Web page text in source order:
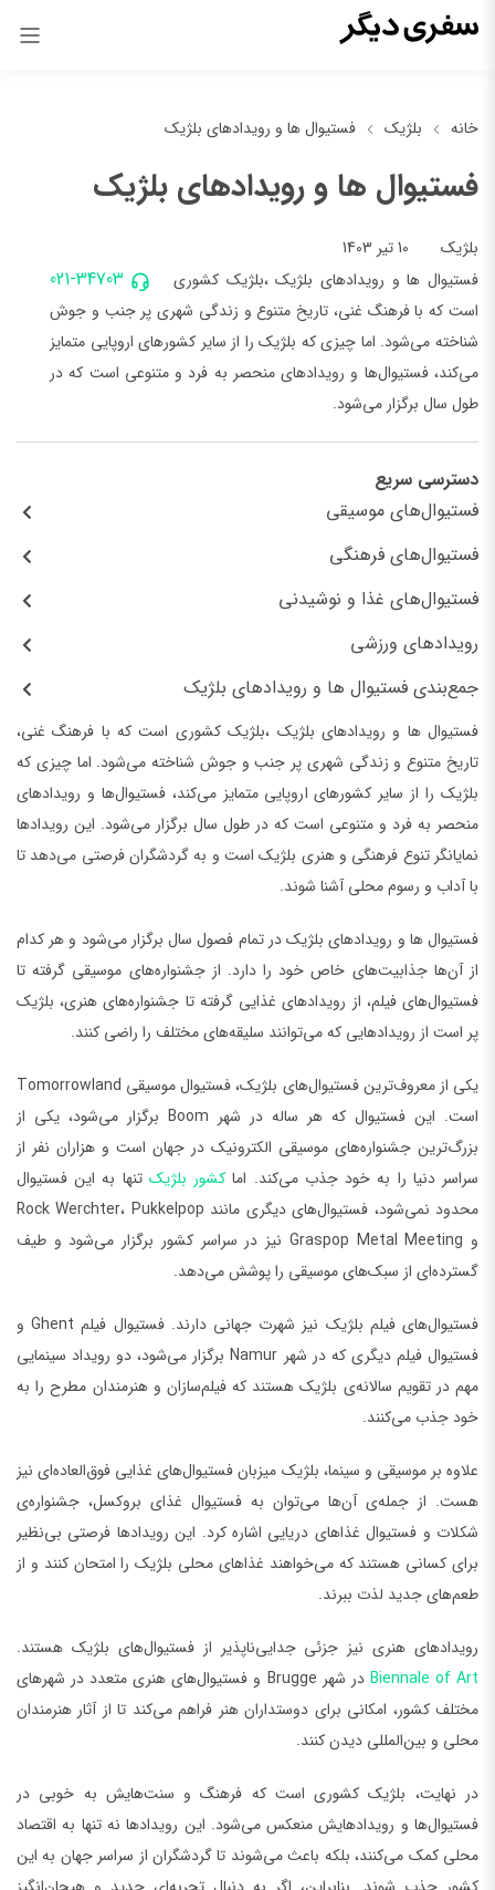
خانه بلژیک فستیوال ها و رویدادهای بلژیک
فستیوال ها و رویدادهای بلژیک
بلژیک 10 تیر 1403
021-34703
فستیوال ها و رویدادهای بلژیک ،بلژیک کشوری
است که با فرهنگ غنی، تاریخ متنوع و زندگی شهری پر جنب و جوش
شناخته می‌شود. اما چیزی که بلژیک را از سایر کشورهای اروپایی متمایز
می‌کند، فستیوال‌ها و رویدادهای منحصر به فرد و متنوعی است که در
طول سال برگزار می‌شود.
دسترسی سریع
فستیوال‌های موسیقی
فستیوال‌های فرهنگی
فستیوال‌های غذا و نوشیدنی
رویدادهای ورزشی
جمع‌بندی فستیوال ها و رویدادهای بلژیک
فستیوال ها و رویدادهای بلژیک ،بلژیک کشوری است که با فرهنگ غنی،
تاریخ متنوع و زندگی شهری پر جنب و جوش شناخته می‌شود. اما چیزی که
بلژیک را از سایر کشورهای اروپایی متمایز می‌کند، فستیوال‌ها و رویدادهای
منحصر به فرد و متنوعی است که در طول سال برگزار می‌شود. این رویدادها
نمایانگر تنوع فرهنگی و هنری بلژیک است و به گردشگران فرصتی می‌دهد تا
با آداب و رسوم محلی آشنا شوند.
فستیوال ها و رویدادهای بلژیک در تمام فصول سال برگزار می‌شود و هر کدام
از آن‌ها جذابیت‌های خاص خود را دارد. از جشنواره‌های موسیقی گرفته تا
فستیوال‌های فیلم، از رویدادهای غذایی گرفته تا جشنواره‌های هنری، بلژیک
پر است از رویدادهایی که می‌توانند سلیقه‌های مختلف را راضی کنند.
یکی از معروف‌ترین فستیوال‌های بلژیک، فستیوال موسیقی Tomorrowland
است. این فستیوال که هر ساله در شهر Boom برگزار می‌شود، یکی از
بزرگ‌ترین جشنواره‌های موسیقی الکترونیک در جهان است و هزاران نفر از
سراسر دنیا را به خود جذب می‌کند. اما کشور بلژیک تنها به این فستیوال
محدود نمی‌شود، فستیوال‌های دیگری مانند Rock Werchter، Pukkelpop
و Graspop Metal Meeting نیز در سراسر کشور برگزار می‌شود و طیف
گسترده‌ای از سبک‌های موسیقی را پوشش می‌دهد.
فستیوال‌های فیلم بلژیک نیز شهرت جهانی دارند. فستیوال فیلم Ghent و
فستیوال فیلم دیگری که در شهر Namur برگزار می‌شود، دو رویداد سینمایی
مهم در تقویم سالانه‌ی بلژیک هستند که فیلم‌سازان و هنرمندان مطرح را به
خود جذب می‌کنند.
علاوه بر موسیقی و سینما، بلژیک میزبان فستیوال‌های غذایی فوق‌العاده‌ای نیز
هست. از جمله‌ی آن‌ها می‌توان به فستیوال غذای بروکسل، جشنواره‌ی
شکلات و فستیوال غذاهای دریایی اشاره کرد. این رویدادها فرصتی بی‌نظیر
برای کسانی هستند که می‌خواهند غذاهای محلی بلژیک را امتحان کنند و از
طعم‌های جدید لذت ببرند.
رویدادهای هنری نیز جزئی جدایی‌ناپذیر از فستیوال‌های بلژیک هستند.
Biennale of Art
در شهر Brugge و فستیوال‌های هنری متعدد در شهر‌های
مختلف کشور، امکانی برای دوستداران هنر فراهم می‌کند تا از آثار هنرمندان
محلی و بین‌المللی دیدن کنند.
در نهایت، بلژیک کشوری است که فرهنگ و سنت‌هایش به خوبی در
فستیوال‌ها و رویدادهایش منعکس می‌شود. این رویدادها نه تنها به اقتصاد
محلی کمک می‌کنند، بلکه باعث می‌شوند تا گردشگران از سراسر جهان به این